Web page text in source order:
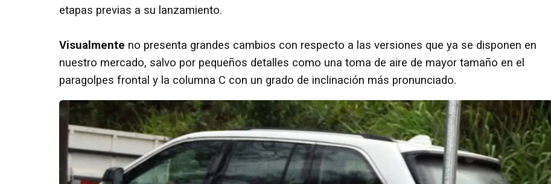
etapas previas a su lanzamiento.
Visualmente no presenta grandes cambios con respecto a las versiones que ya se disponen en
nuestro mercado, salvo por pequeños detalles como una toma de aire de mayor tamaño en el
paragolpes frontal y la columna C con un grado de inclinación más pronunciado.